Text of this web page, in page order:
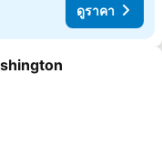
ดูราคา
การโปรด